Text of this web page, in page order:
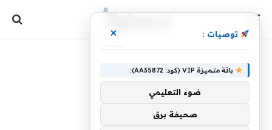
توصيات : ×
باقة متميزة VIP (كود: AA35872):
ضوء التعليمي
صحيفة برق